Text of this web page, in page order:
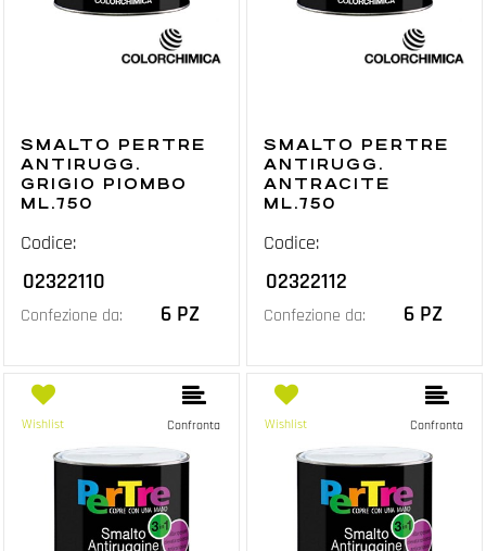
SMALTO PERTRE
ANTIRUGG.
GRIGIO PIOMBO
ML.750
Codice:
02322110
Confezione da: 6 PZ
SMALTO PERTRE
ANTIRUGG.
ANTRACITE
ML.750
Codice:
02322112
Confezione da: 6 PZ
Wishlist Confronta Wishlist Confronta